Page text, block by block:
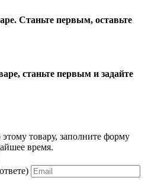
Станьте первым, оставьте
станьте первым и задайте
товару, заполните форму
время.